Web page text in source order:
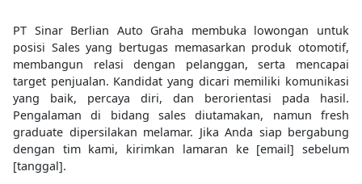
PT Sinar Berlian Auto Graha membuka lowongan untuk
posisi Sales yang bertugas memasarkan produk otomotif,
membangun relasi dengan pelanggan, serta mencapai
target penjualan. Kandidat yang dicari memiliki komunikasi
yang baik, percaya diri, dan berorientasi pada hasil.
Pengalaman di bidang sales diutamakan, namun fresh
graduate dipersilakan melamar. Jika Anda siap bergabung
dengan tim kami, kirimkan lamaran ke [email] sebelum
[tanggal].